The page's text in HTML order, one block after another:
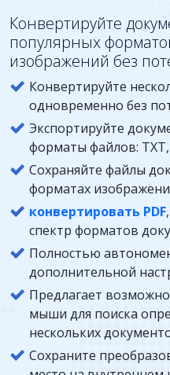
Конвертируйте
популярных
изображений без
Конвертируйте
одновременно без
Экспортируйте
форматы файлов: TXT,
Сохраняйте файлы
форматах
конвертировать PDF
спектр форматов
Полностью
дополнительной
Предлагает
мыши для поиска
нескольких
Сохраните